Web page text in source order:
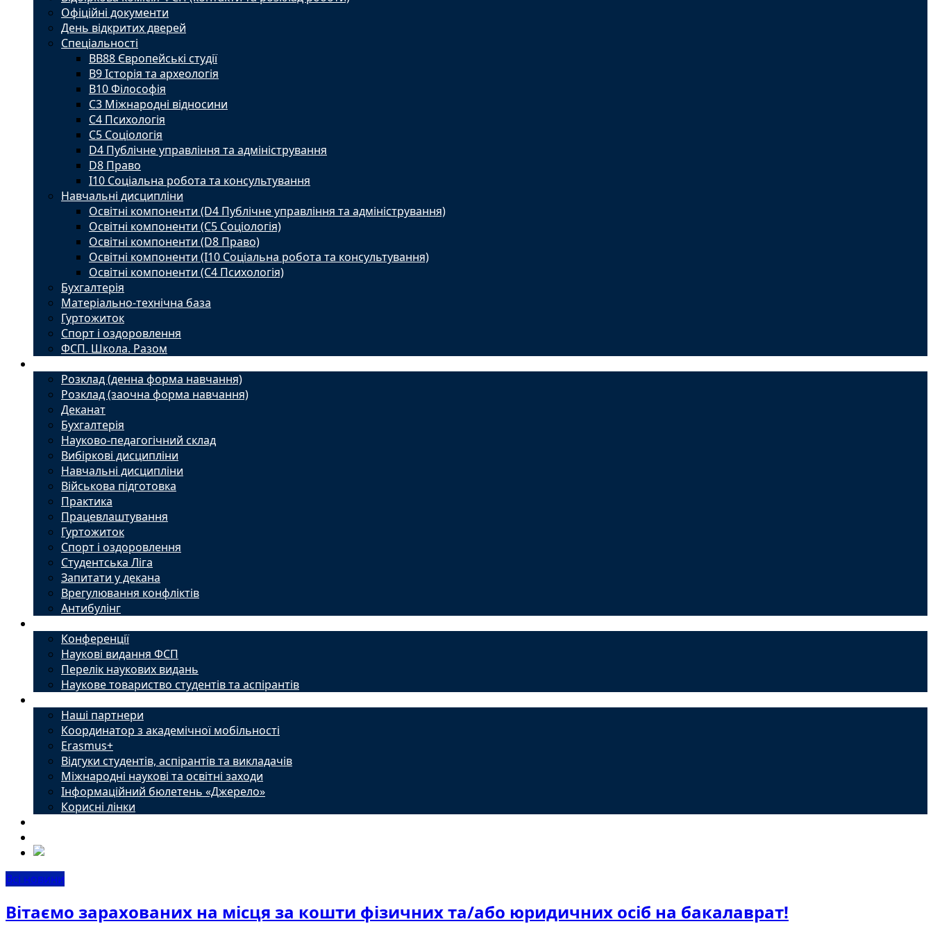
Офіційні документи
День відкритих дверей
Спеціальності
BВ88 Європейські студії
B9 Історія та археологія
B10 Філософія
C3 Міжнародні відносини
C4 Психологія
С5 Соціологія
D4 Публічне управління та адміністрування
D8 Право
I10 Соціальна робота та консультування
Навчальні дисципліни
Освітні компоненти (D4 Публічне управління та адміністрування)
Освітні компоненти (С5 Соціологія)
Освітні компоненти (D8 Право)
Освітні компоненти (I10 Соціальна робота та консультування)
Освітні компоненти (С4 Психологія)
Бухгалтерія
Матеріально-технічна база
Гуртожиток
Спорт і оздоровлення
ФСП. Школа. Разом
Розклад (денна форма навчання)
Розклад (заочна форма навчання)
Деканат
Бухгалтерія
Науково-педагогічний склад
Вибіркові дисципліни
Навчальні дисципліни
Військова підготовка
Практика
Працевлаштування
Гуртожиток
Спорт і оздоровлення
Студентська Ліга
Запитати у декана
Врегулювання конфліктів
Антибулінг
Конференції
Наукові видання ФСП
Перелік наукових видань
Наукове товариство студентів та аспірантів
Наші партнери
Координатор з академічної мобільності
Erasmus+
Відгуки студентів, аспірантів та викладачів
Міжнародні наукові та освітні заходи
Інформаційний бюлетень «Джерело»
Корисні лінки
Всі новини
Вітаємо зарахованих на місця за кошти фізичних та/або юридичних осіб на бакалаврат!